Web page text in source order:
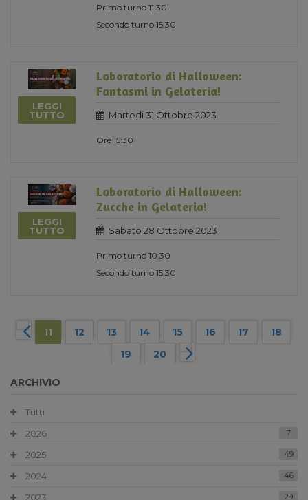
Primo turno 11:30
Secondo turno 15:30
LEGGI
TUTTO
Laboratorio di Halloween:
Fantasmi in Gelateria!
Martedi 31 Ottobre 2023
Ore 15:30
LEGGI
TUTTO
Laboratorio di Halloween:
Zucche in Gelateria!
Sabato 28 Ottobre 2023
Primo turno 10:30
Secondo turno 15:30
11 12 13 14 15 16 17
18
19
20
ARCHIVIO
Tutti
2026
7
2025 49
2024 46
2023 29